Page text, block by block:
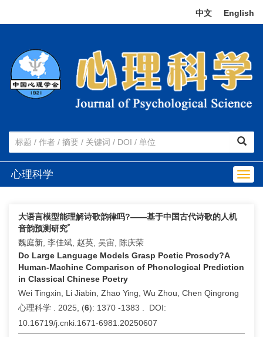
中文 English
心理科学
大语言模型能理解诗歌韵律吗?——基于中国古代诗歌的人机
音韵预测研究*
魏庭新, 李佳斌, 赵英, 吴宙, 陈庆荣
Do Large Language Models Grasp Poetic Prosody?A
Human-Machine Comparison of Phonological Prediction
in Classical Chinese Poetry
Wei Tingxin, Li Jiabin, Zhao Ying, Wu Zhou, Chen Qingrong
心理科学 . 2025, (6): 1370 -1383 . DOI:
10.16719/j.cnki.1671-6981.20250607